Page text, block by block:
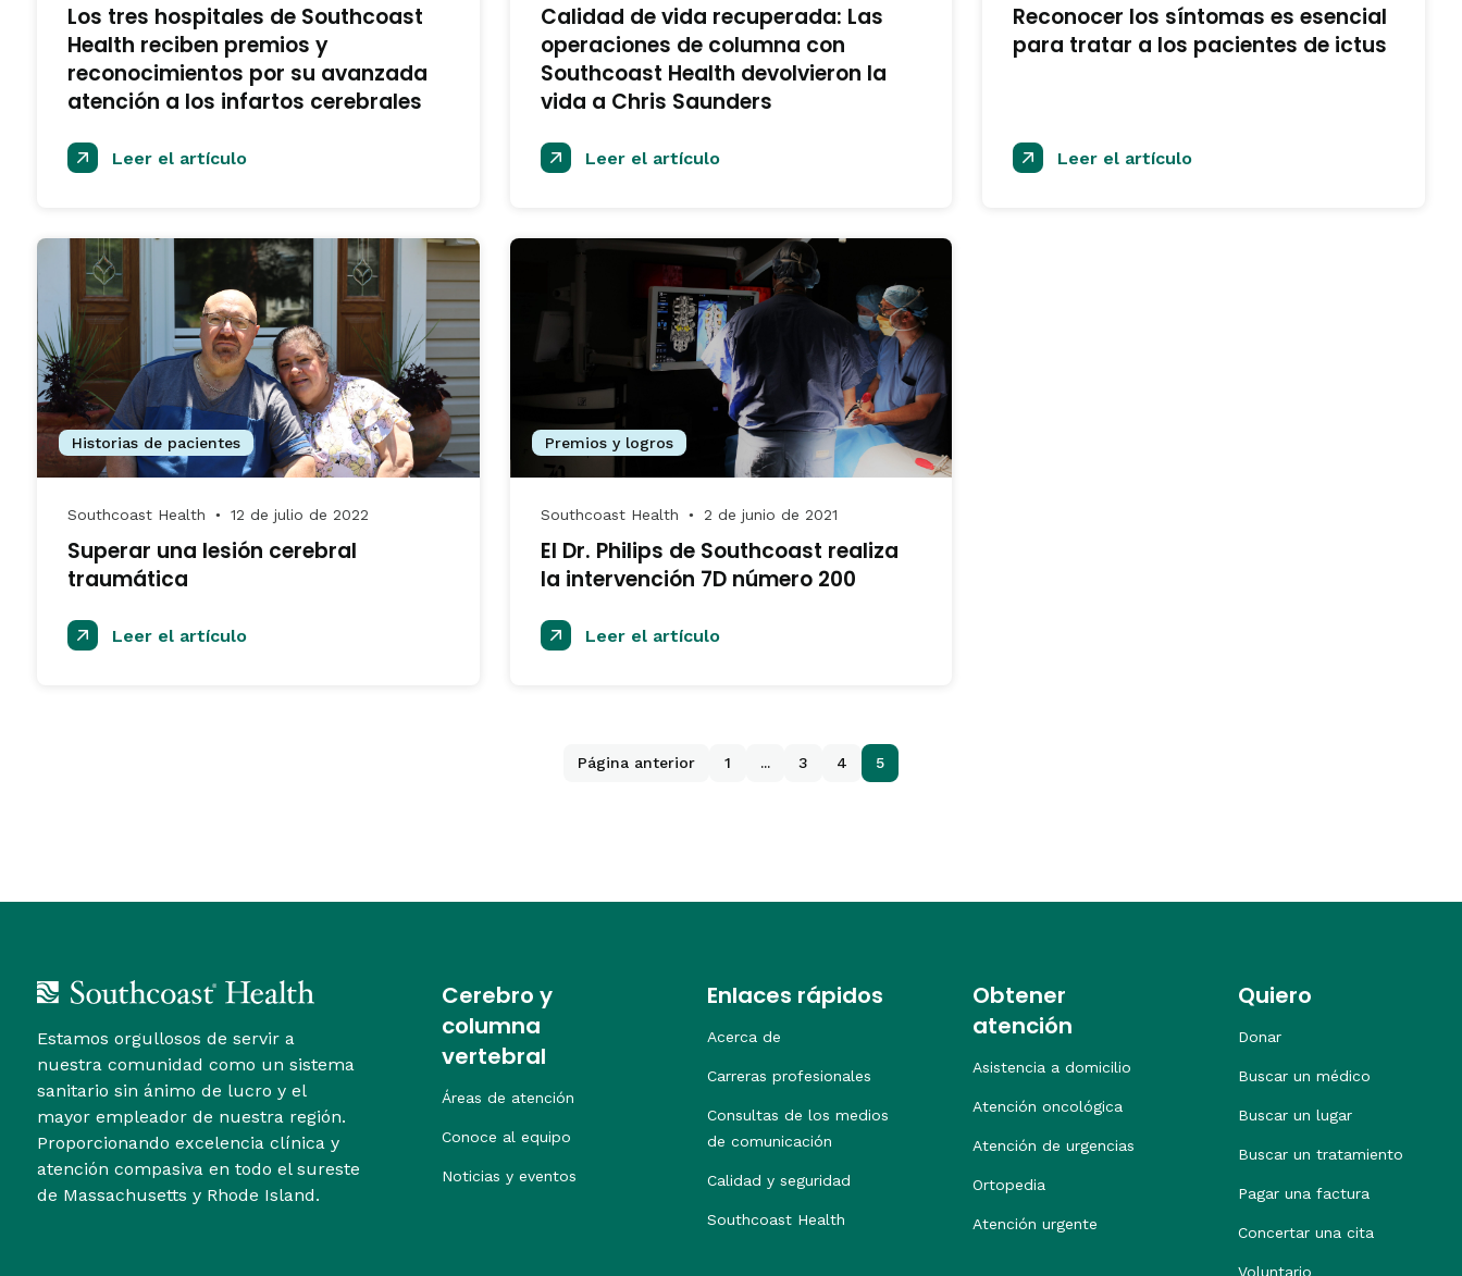
Los tres hospitales de Southcoast
Health reciben premios y
reconocimientos por su avanzada
atención a los infartos cerebrales
Leer el artículo
Calidad de vida recuperada: Las
operaciones de columna con
Southcoast Health devolvieron la
vida a Chris Saunders
Leer el artículo
Reconocer los síntomas es esencial
para tratar a los pacientes de ictus
Leer el artículo
Historias de pacientes
Southcoast Health ● 12 de julio de 2022
Superar una lesión cerebral
traumática
Leer el artículo
Premios y logros
Southcoast Health ● 2 de junio de 2021
El Dr. Philips de Southcoast realiza
la intervención 7D número 200
Leer el artículo
Página anterior 1 ... 3 4 5
Estamos orgullosos de servir a
nuestra comunidad como un sistema
sanitario sin ánimo de lucro y el
mayor empleador de nuestra región.
Proporcionando excelencia clínica y
atención compasiva en todo el sureste
de Massachusetts y Rhode Island.
Cerebro y
columna
vertebral
Áreas de atención
Conoce al equipo
Noticias y eventos
Enlaces rápidos
Acerca de
Carreras profesionales
Consultas de los medios
de comunicación
Calidad y seguridad
Southcoast Health
Obtener
atención
Asistencia a domicilio
Atención oncológica
Atención de urgencias
Ortopedia
Atención urgente
Quiero
Donar
Buscar un médico
Buscar un lugar
Buscar un tratamiento
Pagar una factura
Concertar una cita
Voluntario